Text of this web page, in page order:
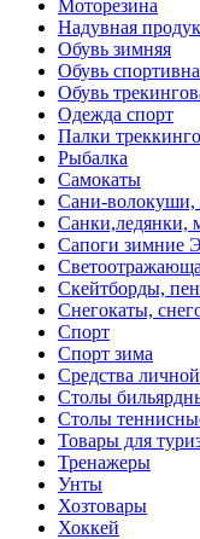
Моторезина
Надувная
Обувь зимняя
Обувь
Обувь
Одежда спорт
Палки
Рыбалка
Самокаты
Сани-волокуши,
Санки,ледянки,
Сапоги зимние
Скейтборды,
Снегокаты,
Спорт
Спорт зима
Средства
Столы
Столы
Товары для
Тренажеры
Унты
Хозтовары
Хоккей